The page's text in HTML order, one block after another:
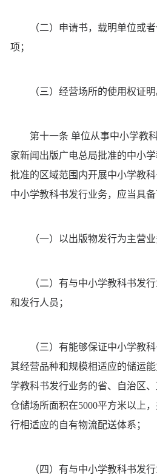
（二）申请书，载明单位或者
项；
（三）经营场所的使用权证明
第十一条 单位从事中小学教科
家新闻出版广电总局批准的中小
批准的区域范围内开展中小学教
中小学教科书发行业务，应当具备
（一）以出版物发行为主营业
（二）有与中小学教科书发行
和发行人员；
（三）有能够保证中小学教科
其经营品种和规模相适应的储运
学教科书发行业务的省、自治区
仓储场所面积在5000平方米以上
行相适应的自有物流配送体系；
（四）有与中小学教科书发行